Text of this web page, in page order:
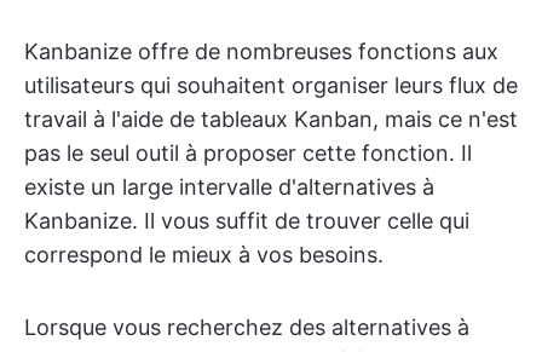
Kanbanize offre de nombreuses fonctions aux
utilisateurs qui souhaitent organiser leurs flux de
travail à l'aide de tableaux Kanban, mais ce n'est
pas le seul outil à proposer cette fonction. Il
existe un large intervalle d'alternatives à
Kanbanize. Il vous suffit de trouver celle qui
correspond le mieux à vos besoins.
Lorsque vous recherchez des alternatives à